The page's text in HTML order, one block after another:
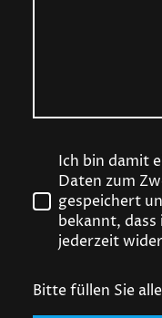
Ich bin damit
Daten zum
gespeichert
bekannt,
jederzeit
Bitte füllen Sie